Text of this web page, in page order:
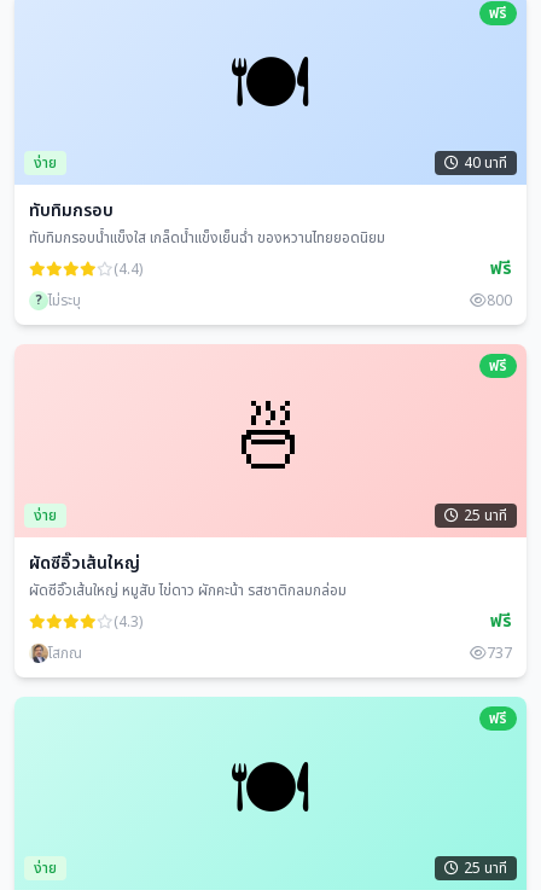
🍽️
ฟรี
40 นาที
ง่าย
ทับทิมกรอบ
ทับทิมกรอบน้ำแข็งใส เกล็ดน้ำแข็งเย็นฉ่ำ ของหวานไทยยอดนิยม
(4.4)
ฟรี
? ไม่ระบุ 800
🍜
ฟรี
25 นาที
ง่าย
ผัดซีอิ๊วเส้นใหญ่
ผัดซีอิ๊วเส้นใหญ่ หมูสับ ไข่ดาว ผักคะน้า รสชาติกลมกล่อม
(4.3)
ฟรี
โสภณ 737
🍽️
ฟรี
25 นาที
ง่าย